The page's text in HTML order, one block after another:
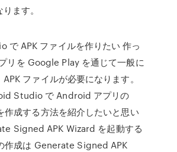
ます。
で APK ファイルを作りたい 作っ
リを Google Play を通じて一般に
ファイルが必要になります。
Studio で Android アプリの
作成する方法を紹介したいと思い
Signed APK Wizard を起動する
作成は Generate Signed APK